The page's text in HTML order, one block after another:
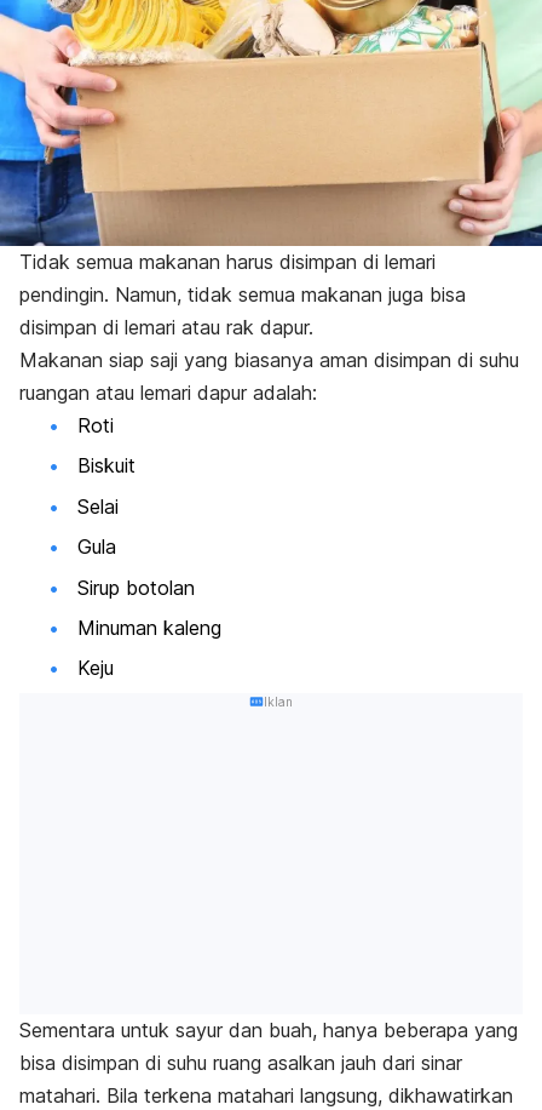
Tidak semua makanan harus disimpan di lemari
pendingin. Namun, tidak semua makanan juga bisa
disimpan di lemari atau rak dapur.
Makanan siap saji yang biasanya aman disimpan di suhu
ruangan atau lemari dapur adalah:
Roti
Biskuit
Selai
Gula
Sirup botolan
Minuman kaleng
Keju
Iklan
Sementara untuk sayur dan buah, hanya beberapa yang
bisa disimpan di suhu ruang asalkan jauh dari sinar
matahari. Bila terkena matahari langsung, dikhawatirkan